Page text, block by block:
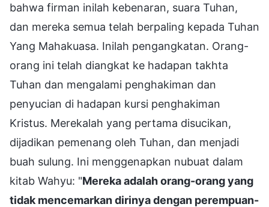
bahwa firman inilah kebenaran, suara Tuhan,
dan mereka semua telah berpaling kepada Tuhan
Yang Mahakuasa. Inilah pengangkatan. Orang-
orang ini telah diangkat ke hadapan takhta
Tuhan dan mengalami penghakiman dan
penyucian di hadapan kursi penghakiman
Kristus. Merekalah yang pertama disucikan,
dijadikan pemenang oleh Tuhan, dan menjadi
buah sulung. Ini menggenapkan nubuat dalam
kitab Wahyu: "Mereka adalah orang-orang yang
tidak mencemarkan dirinya dengan perempuan-